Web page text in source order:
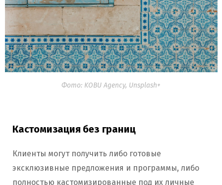
Фото: KOBU Agency, Unsplash+
Кастомизация без границ
Клиенты могут получить либо готовые
эксклюзивные предложения и программы, либо
полностью кастомизированные под их личные